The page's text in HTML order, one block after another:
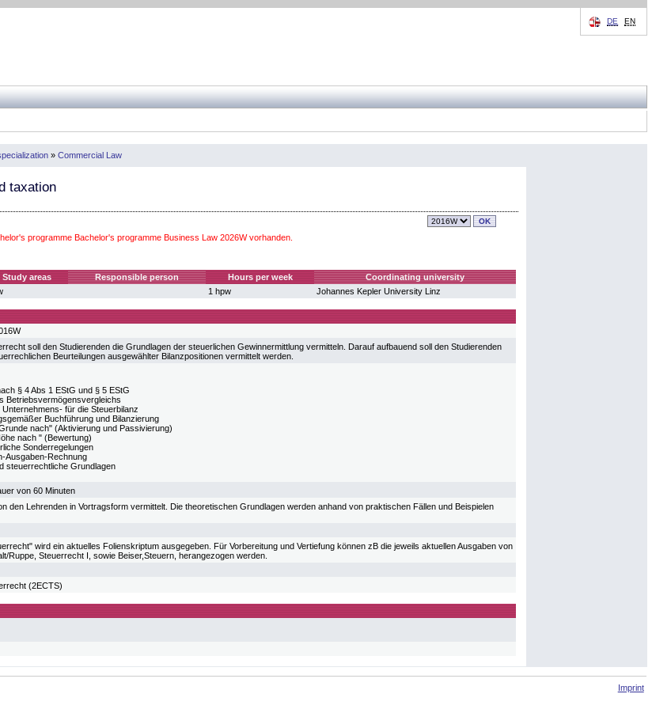
DE EN
» Commercial Law
taxation
programme Bachelor's programme Business Law 2026W vorhanden.
Study areas Responsible person Hours per week
Coordinating university
1 hpw Johannes Kepler University Linz
soll den Studierenden die Grundlagen der steuerlichen Gewinnermittlung vermitteln. Darauf aufbauend soll den Studierenden
Beurteilungen ausgewählter Bilanzpositionen vermittelt werden.
§ 4 Abs 1 EStG und § 5 EStG
Betriebsvermögensvergleichs
für die Steuerbilanz
Buchführung und Bilanzierung
nach" (Aktivierung und Passivierung)
nach " (Bewertung)
Sonderregelungen
Ausgaben-Rechnung
steuerrechtliche Grundlagen
von 60 Minuten
den Lehrenden in Vortragsform vermittelt. Die theoretischen Grundlagen werden anhand von praktischen Fällen und Beispielen
wird ein aktuelles Folienskriptum ausgegeben. Für Vorbereitung und Vertiefung können zB die jeweils aktuellen Ausgaben von
Ruppe, Steuerrecht I, sowie Beiser,Steuern, herangezogen werden.
(2ECTS)
Imprint